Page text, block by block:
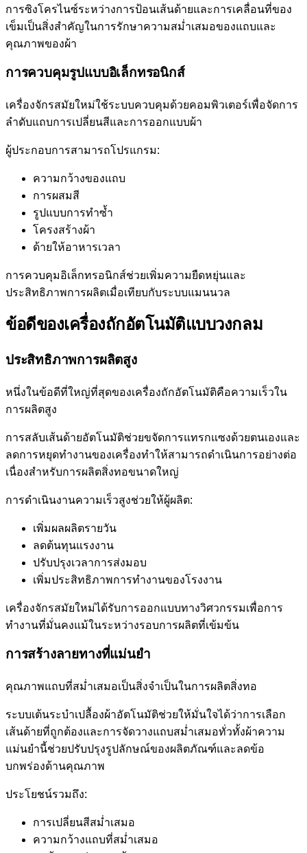
การซิงโครไนซ์ระหว่างการป้อนเส้นด้ายและการเคลื่อนที่ของ
เข็มเป็นสิ่งสำคัญในการรักษาความสม่ำเสมอของแถบและ
คุณภาพของผ้า
การควบคุมรูปแบบอิเล็กทรอนิกส์
เครื่องจักรสมัยใหม่ใช้ระบบควบคุมด้วยคอมพิวเตอร์เพื่อจัดการ
ลำดับแถบการเปลี่ยนสีและการออกแบบผ้า
ผู้ประกอบการสามารถโปรแกรม:
ความกว้างของแถบ
การผสมสี
รูปแบบการทำซ้ำ
โครงสร้างผ้า
ด้ายให้อาหารเวลา
การควบคุมอิเล็กทรอนิกส์ช่วยเพิ่มความยืดหยุ่นและ
ประสิทธิภาพการผลิตเมื่อเทียบกับระบบแมนนวล
ข้อดีของเครื่องถักอัตโนมัติแบบวงกลม
ประสิทธิภาพการผลิตสูง
หนึ่งในข้อดีที่ใหญ่ที่สุดของเครื่องถักอัตโนมัติคือความเร็วใน
การผลิตสูง
การสลับเส้นด้ายอัตโนมัติช่วยขจัดการแทรกแซงด้วยตนเองและ
ลดการหยุดทำงานของเครื่องทำให้สามารถดำเนินการอย่างต่อ
เนื่องสำหรับการผลิตสิ่งทอขนาดใหญ่
การดำเนินงานความเร็วสูงช่วยให้ผู้ผลิต:
เพิ่มผลผลิตรายวัน
ลดต้นทุนแรงงาน
ปรับปรุงเวลาการส่งมอบ
เพิ่มประสิทธิภาพการทำงานของโรงงาน
เครื่องจักรสมัยใหม่ได้รับการออกแบบทางวิศวกรรมเพื่อการ
ทำงานที่มั่นคงแม้ในระหว่างรอบการผลิตที่เข้มข้น
การสร้างลายทางที่แม่นยำ
คุณภาพแถบที่สม่ำเสมอเป็นสิ่งจำเป็นในการผลิตสิ่งทอ
ระบบเต้นระบำเปลื้องผ้าอัตโนมัติช่วยให้มั่นใจได้ว่าการเลือก
เส้นด้ายที่ถูกต้องและการจัดวางแถบสม่ำเสมอทั่วทั้งผ้าความ
แม่นยำนี้ช่วยปรับปรุงรูปลักษณ์ของผลิตภัณฑ์และลดข้อ
บกพร่องด้านคุณภาพ
ประโยชน์รวมถึง:
การเปลี่ยนสีสม่ำเสมอ
ความกว้างแถบที่สม่ำเสมอ